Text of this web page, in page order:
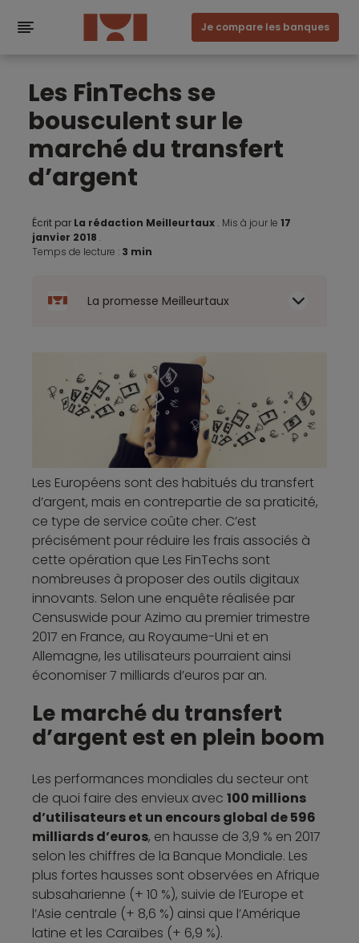
Je compare les banques
Les FinTechs se
bousculent sur le
marché du transfert
d’argent
Écrit par La rédaction Meilleurtaux . Mis à jour le 17
janvier 2018 .
Temps de lecture : 3 min
La promesse Meilleurtaux
Les Européens sont des habitués du transfert
d’argent, mais en contrepartie de sa praticité,
ce type de service coûte cher. C’est
précisément pour réduire les frais associés à
cette opération que Les FinTechs sont
nombreuses à proposer des outils digitaux
innovants. Selon une enquête réalisée par
Censuswide pour Azimo au premier trimestre
2017 en France, au Royaume-Uni et en
Allemagne, les utilisateurs pourraient ainsi
économiser 7 milliards d’euros par an.
Le marché du transfert
d’argent est en plein boom
Les performances mondiales du secteur ont
de quoi faire des envieux avec 100 millions
d’utilisateurs et un encours global de 596
milliards d’euros, en hausse de 3,9 % en 2017
selon les chiffres de la Banque Mondiale. Les
plus fortes hausses sont observées en Afrique
subsaharienne (+ 10 %), suivie de l’Europe et
l’Asie centrale (+ 8,6 %) ainsi que l’Amérique
latine et les Caraïbes (+ 6,9 %).